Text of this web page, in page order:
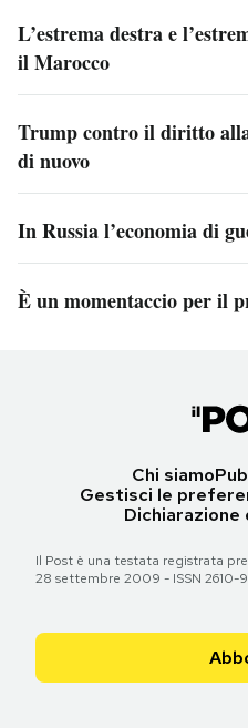
L’estrema destra e
il Marocco
Trump contro il diritto
di nuovo
In Russia l’economia di
È un momentaccio per il
Chi siamo
Gestisci le
Il Post è una testata registrata
28 settembre 2009 - ISSN 2610-